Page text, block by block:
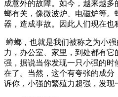
成意外的故障。如今，越来越
螂有关，像微波炉、电磁炉等
器，造成事故。因此人们现在也
蟑螂，也就是我们被称之为小
力，办公室、家里，到处都有
强，据说当你发现一只小强的
在了。当然，这个有夸张的成
诉你，小强的繁殖力超强，发现